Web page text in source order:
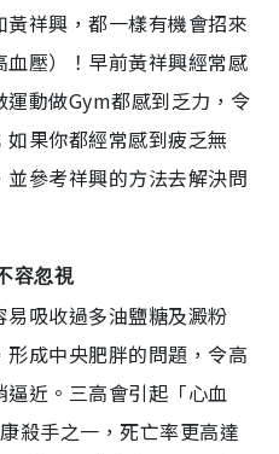
祥興，都一樣有機會招來
壓）！早前黃祥興經常感
動做Gym都感到乏力，令
果你都經常感到疲乏無
參考祥興的方法去解決問
容忽視
吸收過多油鹽糖及澱粉
成中央肥胖的問題，令高
近。三高會引起「心血
殺手之一，死亡率更高達